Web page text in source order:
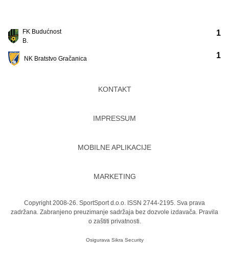
FK Budućnost
B.
NK Bratstvo Gračanica
1
1
KONTAKT
IMPRESSUM
MOBILNE APLIKACIJE
MARKETING
Copyright 2008-26. SportSport d.o.o. ISSN 2744-2195. Sva prava
zadržana. Zabranjeno preuzimanje sadržaja bez dozvole izdavača. Pravila
o zaštiti privatnosti.
Osigurava Sikra Security